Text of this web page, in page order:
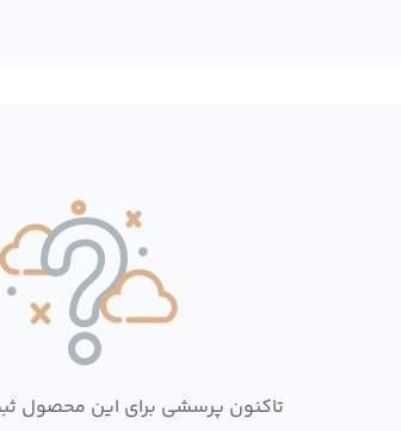
تاکنون پرسشی برای این محصول